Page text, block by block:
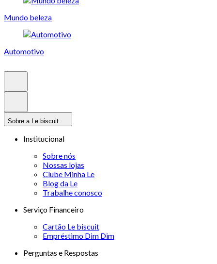
Mundo beleza
Automotivo
Sobre a Le biscuit
Institucional
Sobre nós
Nossas lojas
Clube Minha Le
Blog da Le
Trabalhe conosco
Serviço Financeiro
Cartão Le biscuit
Empréstimo Dim Dim
Perguntas e Respostas